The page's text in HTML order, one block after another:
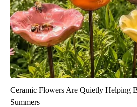
Ceramic Flowers Are Quietly Helping
Summers